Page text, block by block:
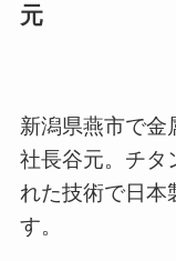
元
新潟県燕市で金
社長谷元。チタ
れた技術で日本
す。